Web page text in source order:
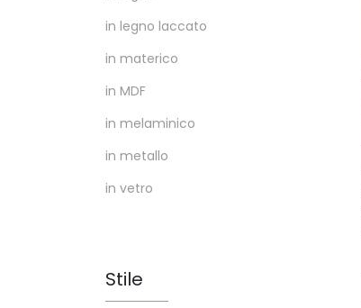
in legno laccato
in materico
in MDF
in melaminico
in metallo
in vetro
Stile